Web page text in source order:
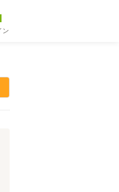
ン